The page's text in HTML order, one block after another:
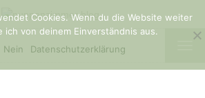
Cookies. Wenn du die Website weiter
ich von deinem Einverständnis aus.
Nein Datenschutzerklärung